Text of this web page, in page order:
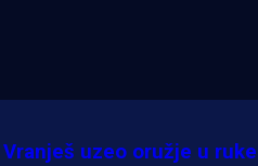
Vranješ uzeo oružje u ruke